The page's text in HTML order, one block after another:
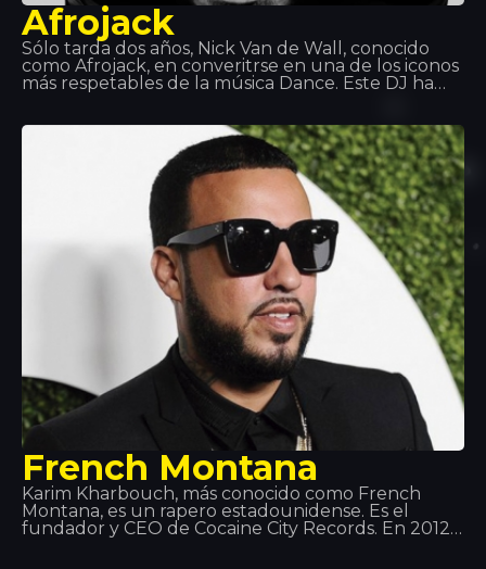
Afrojack
Sólo tarda dos años, Nick Van de Wall, conocido
como Afrojack, en converitrse en una de los iconos
más respetables de la música Dance. Este DJ ha
admirables y un estilo explosivo de música dance,
sus dos premios Grammy hablan por ellos mismos.
French Montana
Karim Kharbouch, más conocido como French
Montana, es un rapero estadounidense. Es el
fundador y CEO de Cocaine City Records. En 2012,